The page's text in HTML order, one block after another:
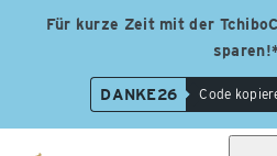
Für kurze Zeit mit der
DANKE26 Code